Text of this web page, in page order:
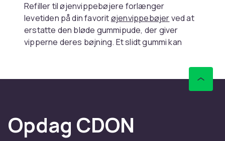
Refiller til øjenvippebøjere forlænger
levetiden på din favoritøjenvippebøjerved at
erstatte den bløde gummipude, der giver
vipperne deres bøjning. Et slidt gummi kan
vippesundhed.
Skift gummipuden hver tredje måned eller så
snart du bemærker, at bøjningen ikke holder
Opdag CDON